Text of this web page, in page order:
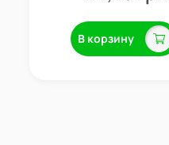
В корзину